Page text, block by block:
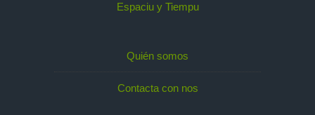
Espaciu y Tiempu
Quién somos
Contacta con nos